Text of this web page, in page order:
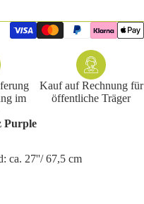
im
Kauf auf Rechnung für
öffentliche Träger
Purple
ca. 27''/ 67,5 cm